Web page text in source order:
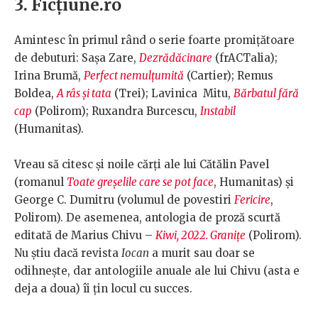
3. Ficțiune.ro
Amintesc în primul rând o serie foarte promițătoare
de debuturi: Sașa Zare, Dezrădăcinare (frACTalia);
Irina Brumă, Perfect nemulţumită (Cartier); Remus
Boldea,A râs și tata (Trei); Lavinica Mitu, Bărbatul fără
cap (Polirom); Ruxandra Burcescu, Instabil
(Humanitas).
Vreau să citesc și noile cărți ale lui Cătălin Pavel
(romanul Toate greșelile care se pot face, Humanitas) și
George C. Dumitru (volumul de povestiri Fericire,
Polirom). De asemenea, antologia de proză scurtă
editată de Marius Chivu – Kiwi, 2022. Granițe (Polirom).
Nu știu dacă revista Iocan a murit sau doar se
odihnește, dar antologiile anuale ale lui Chivu (asta e
deja a doua) îi țin locul cu succes.